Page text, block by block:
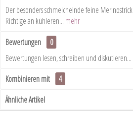
Der besonders schmeichelnde feine
Richtige an kühleren... mehr
Bewertungen
0
Bewertungen lesen, schreiben und diskutieren...
Kombinieren mit
4
Ähnliche Artikel